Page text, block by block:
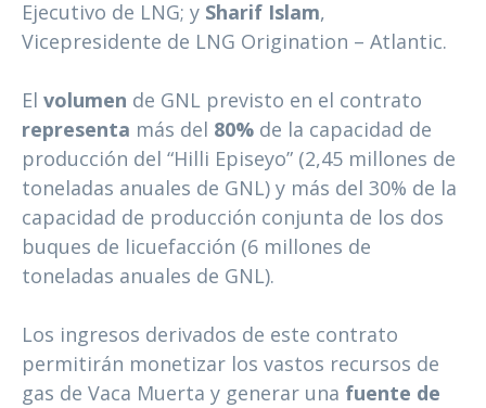
Ejecutivo de LNG; y Sharif Islam,
Vicepresidente de LNG Origination – Atlantic.
El volumen de GNL previsto en el contrato
representa más del 80% de la capacidad de
producción del “Hilli Episeyo” (2,45 millones de
toneladas anuales de GNL) y más del 30% de la
capacidad de producción conjunta de los dos
buques de licuefacción (6 millones de
toneladas anuales de GNL).
Los ingresos derivados de este contrato
permitirán monetizar los vastos recursos de
gas de Vaca Muerta y generar una fuente de